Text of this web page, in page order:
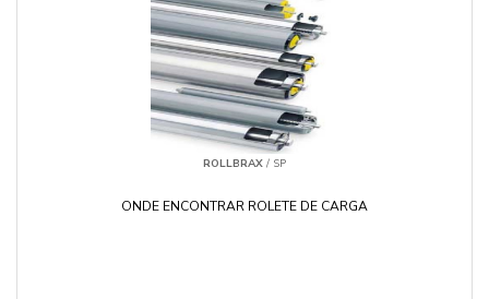
ROLLBRAX / SP
ONDE ENCONTRAR ROLETE DE CARGA